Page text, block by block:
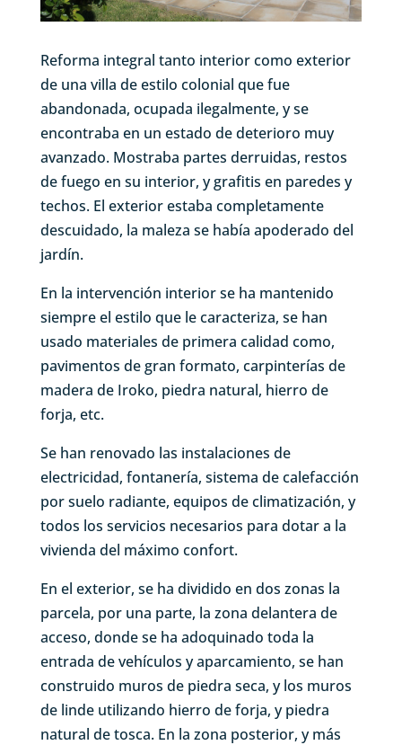
Reforma integral tanto interior como exterior
de una villa de estilo colonial que fue
abandonada, ocupada ilegalmente, y se
encontraba en un estado de deterioro muy
avanzado. Mostraba partes derruidas, restos
de fuego en su interior, y grafitis en paredes y
techos. El exterior estaba completamente
descuidado, la maleza se había apoderado del
jardín.
En la intervención interior se ha mantenido
siempre el estilo que le caracteriza, se han
usado materiales de primera calidad como,
pavimentos de gran formato, carpinterías de
madera de Iroko, piedra natural, hierro de
forja, etc.
Se han renovado las instalaciones de
electricidad, fontanería, sistema de calefacción
por suelo radiante, equipos de climatización, y
todos los servicios necesarios para dotar a la
vivienda del máximo confort.
En el exterior, se ha dividido en dos zonas la
parcela, por una parte, la zona delantera de
acceso, donde se ha adoquinado toda la
entrada de vehículos y aparcamiento, se han
construido muros de piedra seca, y los muros
de linde utilizando hierro de forja, y piedra
natural de tosca. En la zona posterior, y más